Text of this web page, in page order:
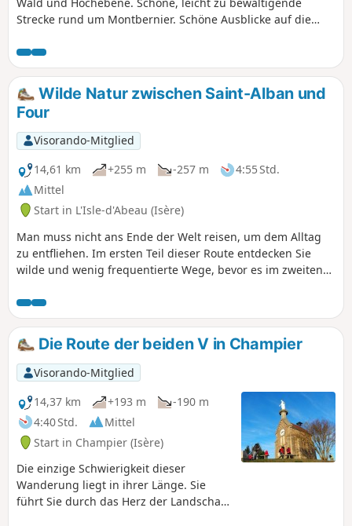
Strecke rund um Montbernier. Schöne Ausblicke auf die
Schattige Strecke, die Wald- und Feldpassagen miteinander
verbindet.
Wilde Natur zwischen Saint-Alban und
Four
Visorando-Mitglied
14,61 km
+255 m -257 m
4:55 Std.
Mittel
Start in L'Isle-d'Abeau (Isère)
Man muss nicht ans Ende der Welt reisen, um dem Alltag
zu entfliehen. Im ersten Teil dieser Route entdecken Sie
wilde und wenig frequentierte Wege, bevor es im zweiten
Die Route der beiden V in Champier
Visorando-Mitglied
14,37 km
+193 m
-190 m
4:40 Std.
Mittel
Start in Champier (Isère)
Die einzige Schwierigkeit dieser
Wanderung liegt in ihrer Länge. Sie
führt Sie durch das Herz der Landschaft